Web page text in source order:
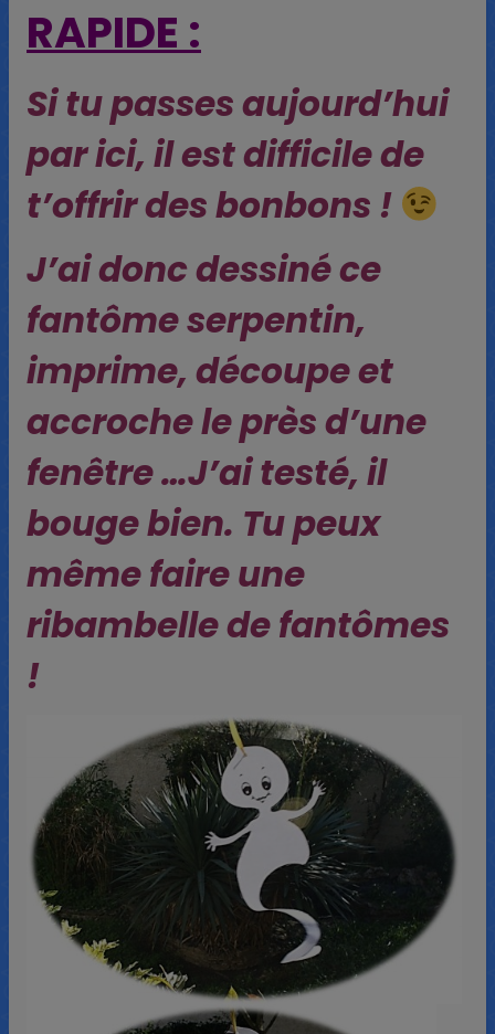
RAPIDE :
Si tu passes aujourd’hui
par ici, il est difficile de
t’offrir des bonbons !
J’ai donc dessiné ce
fantôme serpentin,
imprime, découpe et
accroche le près d’une
fenêtre …J’ai testé, il
bouge bien. Tu peux
même faire une
ribambelle de fantômes
!